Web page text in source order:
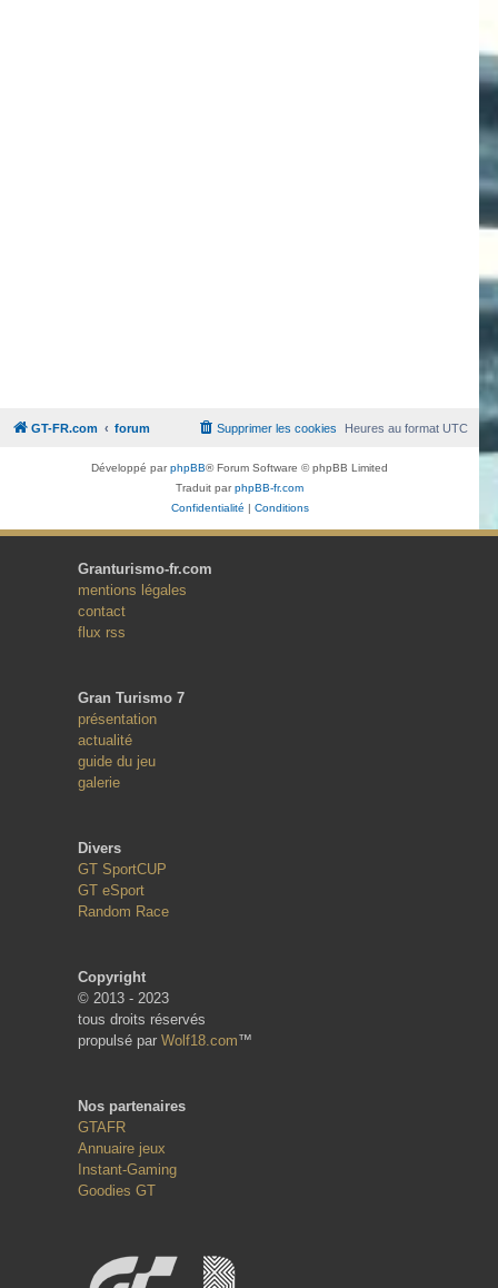
GT-FR.com forum Heures au formatUTC
Supprimer les cookies
Développé parphpBB® Forum Software © phpBB Limited
Traduit parphpBB-fr.com
Confidentialité | Conditions
Granturismo-fr.com
mentions légales
contact
flux rss
Gran Turismo 7
présentation
actualité
guide du jeu
galerie
Divers
GT SportCUP
GT eSport
Random Race
Copyright
© 2013 - 2023
tous droits réservés
propulsé par Wolf18.com™
Nos partenaires
GTAFR
Annuaire jeux
Instant-Gaming
Goodies GT